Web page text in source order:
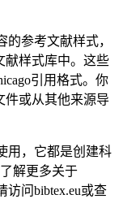
的参考文献样式，
献样式库中。这些
引用格式。你
件或从其他来源导
用，它都是创建科
解更多关于
访问bibtex.eu或查